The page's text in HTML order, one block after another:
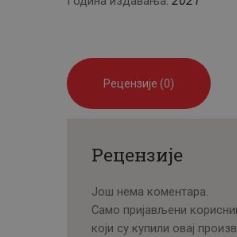
Рецензије (0)
Рецензије
Још нема коментара.
Само пријављени
који су купили овај